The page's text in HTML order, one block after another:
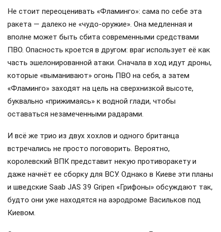
Не стоит переоценивать «Фламинго»: сама по себе эта
ракета — далеко не «чудо-оружие». Она медленная и
вполне может быть сбита современными средствами
ПВО. Опасность кроется в другом: враг использует её как
часть эшелонированной атаки. Сначала в ход идут дроны,
которые «выманивают» огонь ПВО на себя, а затем
«Фламинго» заходят на цель на сверхнизкой высоте,
буквально «прижимаясь» к водной глади, чтобы
оставаться незамеченными радарами.
И всё же трио из двух хохлов и одного британца
встречались не просто поговорить. Вероятно,
королевский ВПК представит некую противоракету и
даже начнёт ее сборку для ВСУ. Однако в Киеве эти планы
и шведские Saab JAS 39 Gripen «Грифоны» обсуждают так,
будто они уже находятся на аэродроме Васильков под
Киевом.